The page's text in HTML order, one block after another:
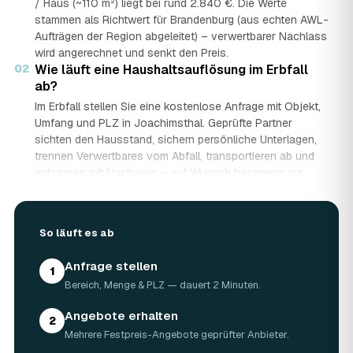
/ Haus (~110 m²) liegt bei rund 2.840 €. Die Werte
stammen als Richtwert für Brandenburg (aus echten AWL-
Aufträgen der Region abgeleitet) – verwertbarer Nachlass
wird angerechnet und senkt den Preis.
02 Wie läuft eine Haushaltsauflösung im Erbfall
ab?
Im Erbfall stellen Sie eine kostenlose Anfrage mit Objekt,
Umfang und PLZ in Joachimsthal. Geprüfte Partner
sichten den Hausstand, sichern persönliche Unterlagen,
trennen Verwertbares vom Abfall, transportieren ab und
entsorgen mit Nachweis – auf Wunsch besenrein zur
entscheiden in Ruhe, gerade wenn mehrere Erben beteiligt
Werden Wertgegenstände und Antiquitäten
angerechnet?
Ja. Antiquitäten, Möbel, Schmuck und ganze Sammlungen
aus dem Nachlass werden fachkundig begutachtet und
auf den Preis angerechnet. Bei wertvollem Hausstand
kann die Haushaltsauflösung in Joachimsthal dadurch
nahezu kostenneutral werden – in Einzelfällen bis hin zu
So läuft es ab
1 Anfrage stellen
Bereich, Menge & PLZ — dauert 2 Minuten.
2 Angebote erhalten
Mehrere Festpreis-Angebote geprüfter Anbieter.